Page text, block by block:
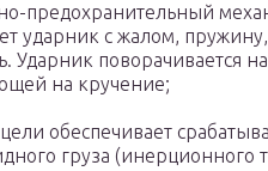
предохранительный
ударник с жалом,
Ударник поворачивается
на кручение;
обеспечивает
груза (инерционного